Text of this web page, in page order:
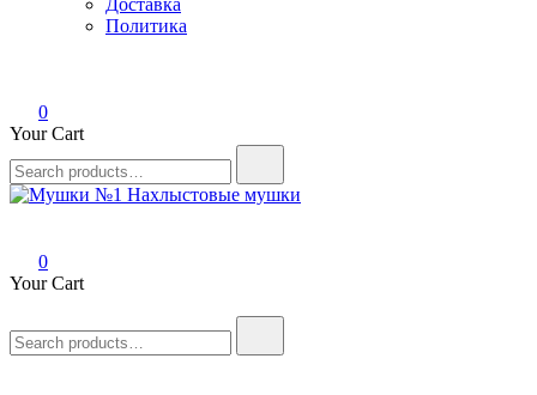
Доставка
Политика
0
Your Cart
for:
0
Your Cart
for: